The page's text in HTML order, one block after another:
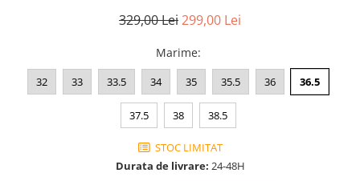
329,00 Lei299,00 Lei
Marime:
32 33 33.5 34 35 35.5 36 36.5
37.5 38 38.5
STOC LIMITAT
Durata de livrare: 24-48H